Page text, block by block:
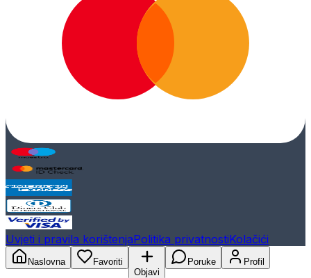
Uvjeti i pravila korištenjaPolitika privatnostiKolačići
Naslovna
Favoriti
Objavi
Poruke Profil